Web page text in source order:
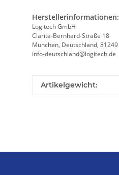
Herstellerinformationen:
Logitech GmbH
Clarita-Bernhard-Straße 18
München, Deutschland, 81249
info-deutschland@logitech.de
Produkteigenschaft
Wert
Artikelgewicht: